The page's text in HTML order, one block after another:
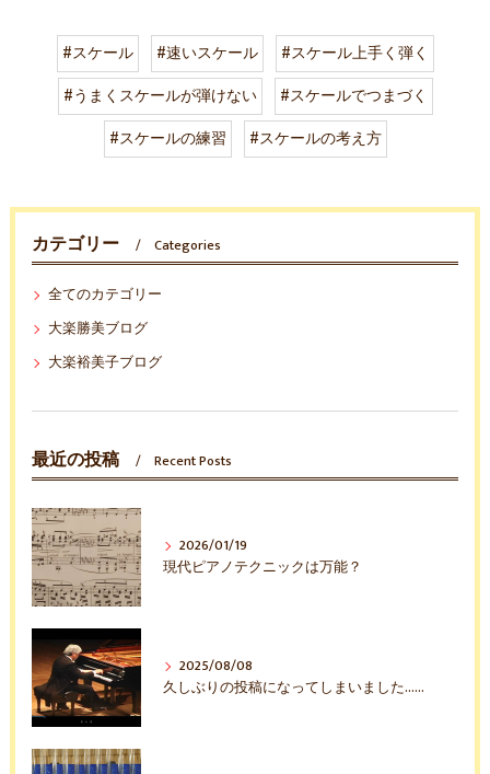
#スケール #速いスケール
#スケール上手く弾く
#うまくスケールが弾けない
#スケールでつまづく
#スケールの練習
#スケールの考え方
カテゴリー Categories
全てのカテゴリー
大楽勝美ブログ
大楽裕美子ブログ
最近の投稿 Recent Posts
2026/01/19
現代ピアノテクニックは万能？
2025/08/08
久しぶりの投稿になってしまいました……